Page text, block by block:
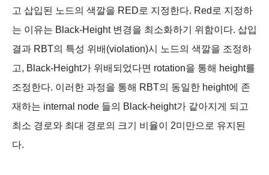
고 삽입된 노드의 색깔을 RED로 지정한다. Red로 지정하
는 이유는 Black-Height 변경을 최소화하기 위함이다. 삽입
결과 RBT의 특성 위배(violation)시 노드의 색깔을 조정하
고, Black-Height가 위배되었다면 rotation을 통해 height를
조정한다. 이러한 과정을 통해 RBT의 동일한 height에 존
재하는 internal node 들의 Black-height가 같아지게 되고
최소 경로와 최대 경로의 크기 비율이 2미만으로 유지된
다.